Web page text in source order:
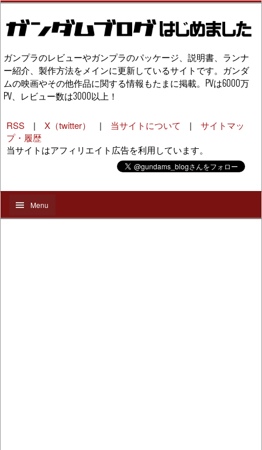
ガンプラのレビューやガンプラのパッケージ、説明書、ランナ
ー紹介、製作方法をメインに更新しているサイトです。ガンダ
ムの映画やその他作品に関する情報もたまに掲載。PVは6000万
PV、レビュー数は3000以上！
RSS | X（twitter） | 当サイトについて | サイトマッ
プ・履歴
当サイトはアフィリエイト広告を利用しています。
Menu